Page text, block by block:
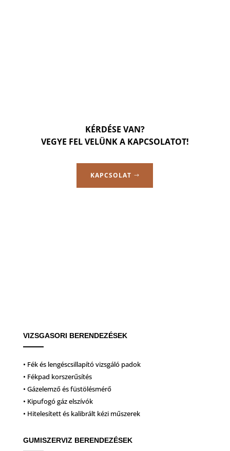
KÉRDÉSE VAN?
VEGYE FEL VELÜNK A KAPCSOLATOT!
KAPCSOLAT
VIZSGASORI BERENDEZÉSEK
• Fék és lengéscsillapító vizsgáló padok
• Fékpad korszerűsítés
• Gázelemző és füstölésmérő
• Kipufogó gáz elszívók
• Hitelesített és kalibrált kézi műszerek
GUMISZERVIZ BERENDEZÉSEK